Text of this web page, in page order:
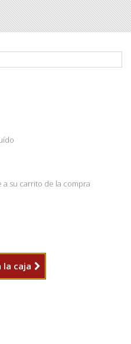
su carrito de la compra
la caja